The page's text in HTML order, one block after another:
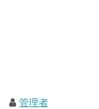
管理者